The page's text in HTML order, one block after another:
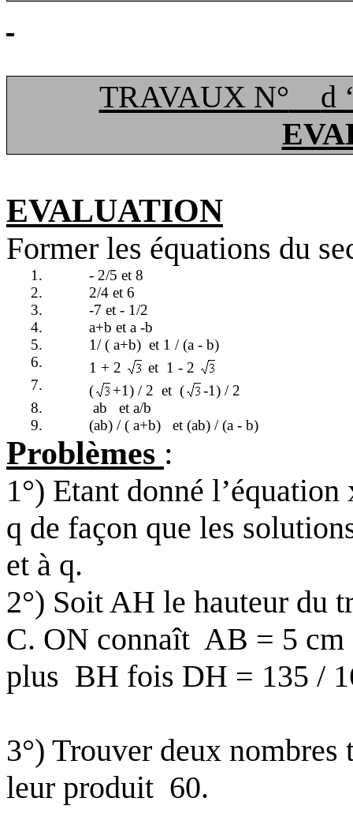
TRAVAUX N°
d
EVALUATION
Former les équations du
1.
- 2/5 et 8
2.
2/4 et 6
3.
-7 et - 1/2
4.
a+b et a -b
5.
1/ ( a+b) et 1 / (a - b)
6.
1 + 2 et 1 - 2
7.
( +1) / 2 et (
-1) / 2
8.
ab
et a/b
9.
(ab) / ( a+b) et (ab) / (a - b)
Problèmes :
1°) Etant donné
q de façon que les
et à q.
2°) Soit AH le hauteur du
C. ON connaît AB = 5 cm
plus BH fois DH = 135 /
3°) Trouver deux
leur produit 60.